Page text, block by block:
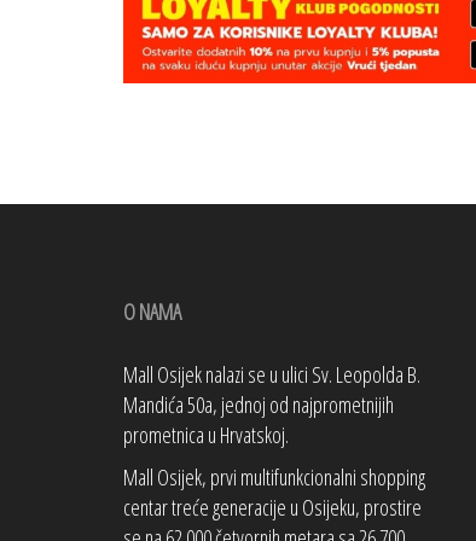
O NAMA
Mall Osijek nalazi se u ulici Sv. Leopolda B.
Mandića 50a, jednoj od najprometnijih
prometnica u Hrvatskoj.
Mall Osijek, prvi multifunkcionalni shopping
centar treće generacije u Osijeku, prostire